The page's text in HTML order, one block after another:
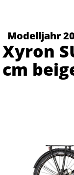
Modelljahr
Xyron
cm